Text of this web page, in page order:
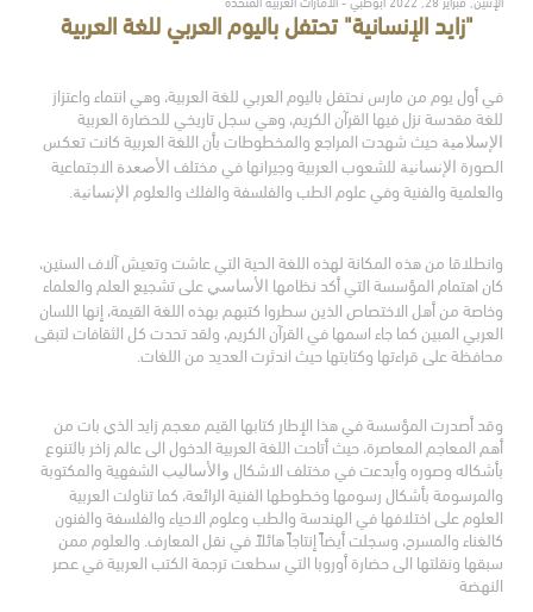
"زايد الإنسانية" تحتفل باليوم العربي للغة العربية
في أول يوم من مارس نحتفل باليوم العربي للغة العربية، وهي انتماء واعتزاز
للغة مقدسة نزل فيها القرآن الكريم، وهي سجل تاريخي للحضارة العربية
الإسلامية حيث شهدت المراجع والمخطوطات بأن اللغة العربية كانت تعكس
الصورة الإنسانية للشعوب العربية وجيرانها في مختلف الأصعدة الاجتماعية
والعلمية والفنية وفي علوم الطب والفلسفة والفلك والعلوم الإنسانية.
وانطلاقا من هذه المكانة لهذه اللغة الحية التي عاشت وتعيش آلاف السنين،
كان اهتمام المؤسسة التي أكد نظامها الأساسي على تشجيع العلم والعلماء
وخاصة من أهل الاختصاص الذين سطروا كتبهم بهذه اللغة القيمة، إنها اللسان
العربي المبين كما جاء اسمها في القرآن الكريم، ولقد تحدت كل الثقافات لتبقى
محافظة على قراءتها وكتابتها حيث اندثرت العديد من اللغات.
وقد أصدرت المؤسسة في هذا الإطار كتابها القيم معجم زايد الذي بات من
أهم المعاجم المعاصرة، حيث أتاحت اللغة العربية الدخول الى عالم زاخر بالتنوع
بأشكاله وصوره وأبدعت في مختلف الاشكال والأساليب الشفهية والمكتوبة
والمرسومة بأشكال رسومها وخطوطها الفنية الرائعة، كما تناولت العربية
العلوم على اختلافها في الهندسة والطب وعلوم الاحياء والفلسفة والفنون
كالغناء والمسرح، وسجلت أيضاً إنتاجاً هائلاً في نقل المعارف. والعلوم ممن
سبقها ونقلتها الى حضارة أوروبا التي سطعت ترجمة الكتب العربية في عصر
النهضة